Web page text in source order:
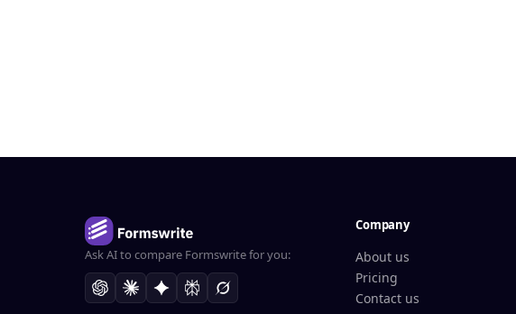
Ask AI to compare Formswrite for you:
Company
About us
Pricing
Contact us